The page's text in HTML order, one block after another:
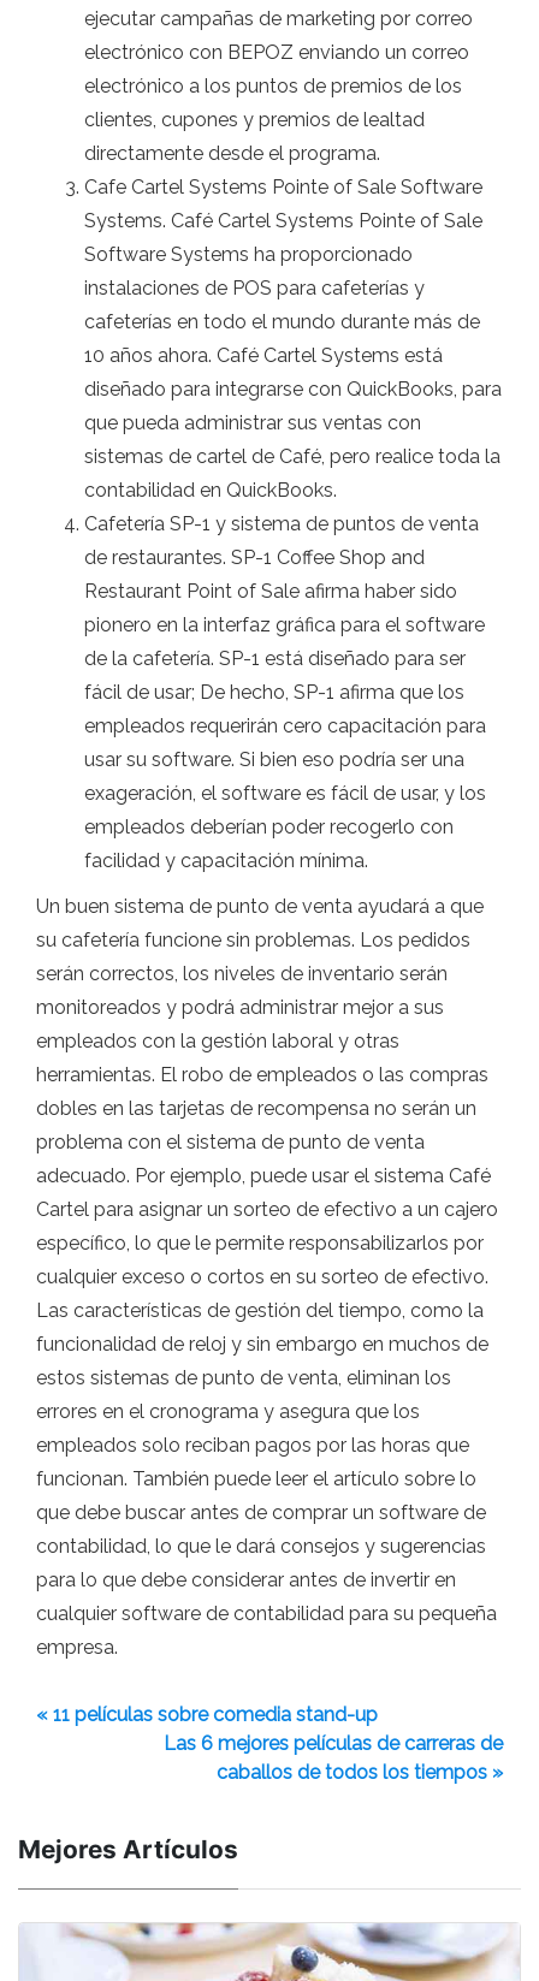
ejecutar campañas de marketing por correo
electrónico con BEPOZ enviando un correo
electrónico a los puntos de premios de los
clientes, cupones y premios de lealtad
directamente desde el programa.
Cafe Cartel Systems Pointe of Sale Software
Systems. Café Cartel Systems Pointe of Sale
Software Systems ha proporcionado
instalaciones de POS para cafeterías y
cafeterías en todo el mundo durante más de
10 años ahora. Café Cartel Systems está
diseñado para integrarse con QuickBooks, para
que pueda administrar sus ventas con
sistemas de cartel de Café, pero realice toda la
contabilidad en QuickBooks.
Cafetería SP-1 y sistema de puntos de venta
de restaurantes. SP-1 Coffee Shop and
Restaurant Point of Sale afirma haber sido
pionero en la interfaz gráfica para el software
de la cafetería. SP-1 está diseñado para ser
fácil de usar; De hecho, SP-1 afirma que los
empleados requerirán cero capacitación para
usar su software. Si bien eso podría ser una
exageración, el software es fácil de usar, y los
empleados deberían poder recogerlo con
facilidad y capacitación mínima.
Un buen sistema de punto de venta ayudará a que
su cafetería funcione sin problemas. Los pedidos
serán correctos, los niveles de inventario serán
monitoreados y podrá administrar mejor a sus
empleados con la gestión laboral y otras
herramientas. El robo de empleados o las compras
dobles en las tarjetas de recompensa no serán un
problema con el sistema de punto de venta
adecuado. Por ejemplo, puede usar el sistema Café
Cartel para asignar un sorteo de efectivo a un cajero
específico, lo que le permite responsabilizarlos por
cualquier exceso o cortos en su sorteo de efectivo.
Las características de gestión del tiempo, como la
funcionalidad de reloj y sin embargo en muchos de
estos sistemas de punto de venta, eliminan los
errores en el cronograma y asegura que los
empleados solo reciban pagos por las horas que
funcionan. También puede leer el artículo sobre lo
que debe buscar antes de comprar un software de
contabilidad, lo que le dará consejos y sugerencias
para lo que debe considerar antes de invertir en
cualquier software de contabilidad para su pequeña
empresa.
« 11 películas sobre comedia stand-up
Las 6 mejores películas de carreras de
caballos de todos los tiempos »
Mejores Artículos